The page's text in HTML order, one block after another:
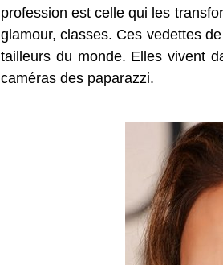
profession est celle qui les
glamour, classes. Ces vedettes
tailleurs du monde. Elles vivent
caméras des paparazzi.